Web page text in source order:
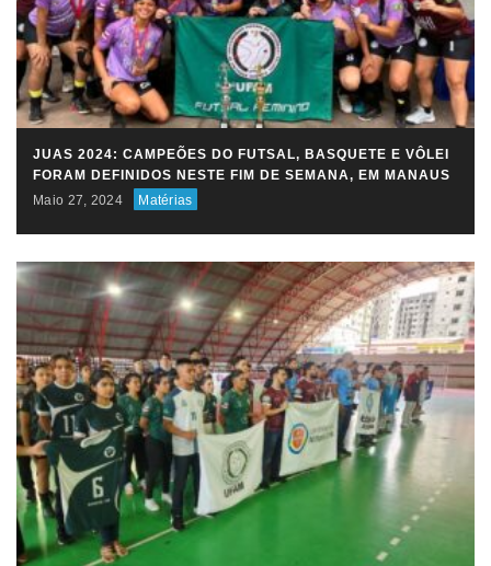
JUAS 2024: CAMPEÕES DO FUTSAL, BASQUETE E VÔLEI
FORAM DEFINIDOS NESTE FIM DE SEMANA, EM MANAUS
Maio 27, 2024
Matérias